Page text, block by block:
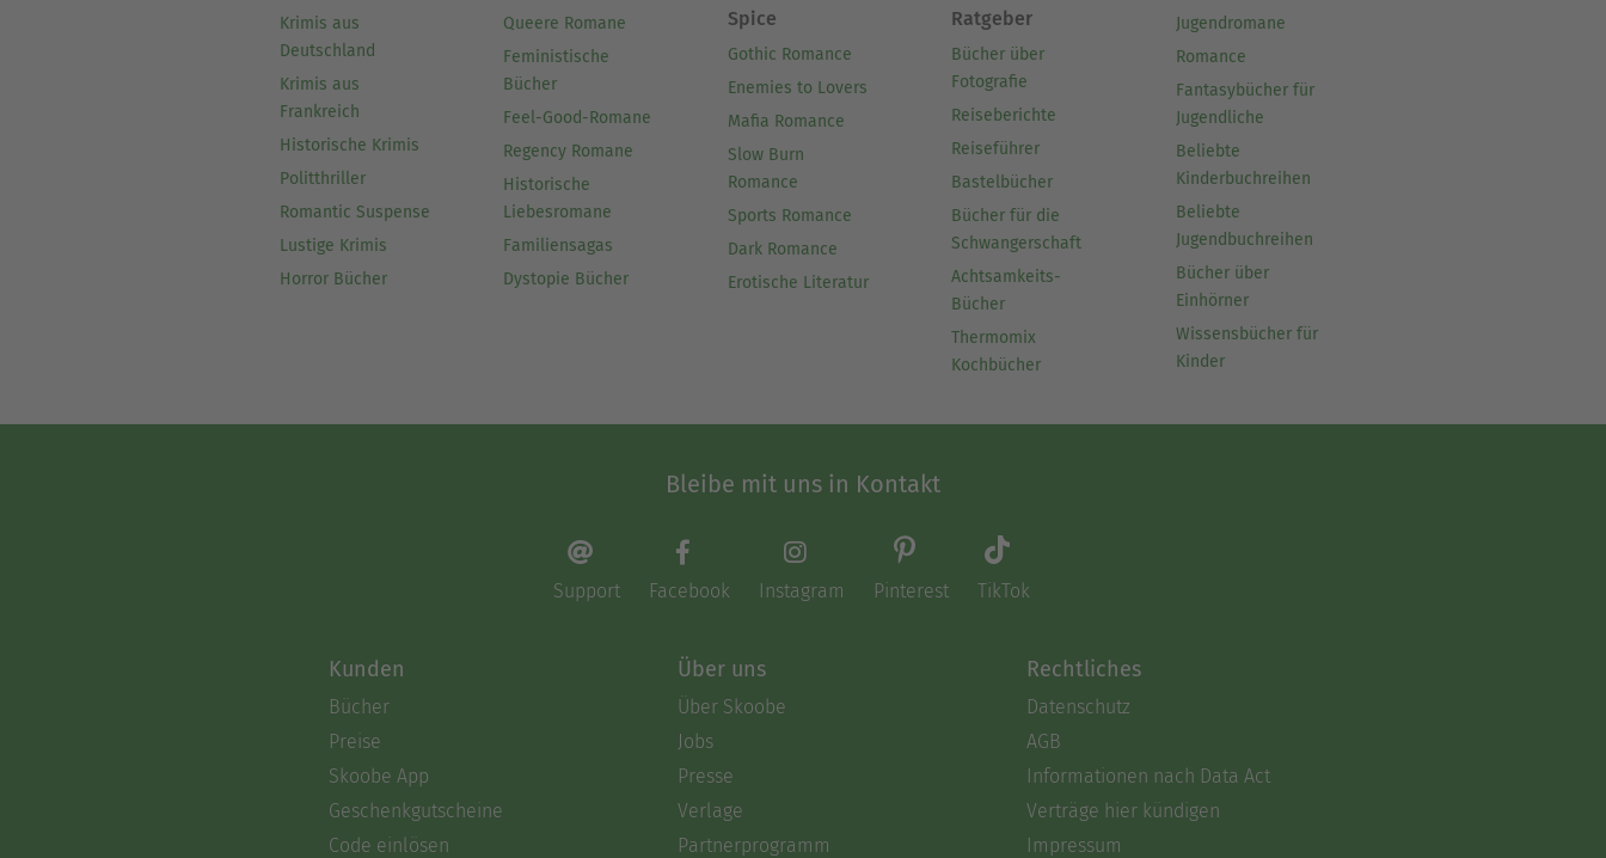
Krimis aus
Deutschland
Krimis aus
Frankreich
Historische Krimis
Politthriller
Romantic Suspense
Lustige Krimis
Horror Bücher
Queere Romane
Feministische
Bücher
Feel-Good-Romane
Regency Romane
Historische
Liebesromane
Familiensagas
Dystopie Bücher
Spice
Gothic Romance
Enemies to Lovers
Mafia Romance
Slow Burn
Romance
Sports Romance
Dark Romance
Erotische Literatur
Ratgeber
Bücher über
Fotografie
Reiseberichte
Reiseführer
Bastelbücher
Bücher für die
Schwangerschaft
Achtsamkeits-
Bücher
Thermomix
Kochbücher
Jugendromane
Romance
Fantasybücher für
Jugendliche
Beliebte
Kinderbuchreihen
Beliebte
Jugendbuchreihen
Bücher über
Einhörner
Wissensbücher für
Kinder
Bleibe mit uns in Kontakt
Support Facebook Instagram Pinterest TikTok
Kunden
Bücher
Preise
Skoobe App
Geschenkgutscheine
Code einlösen
Über uns
Über Skoobe
Jobs
Presse
Verlage
Partnerprogramm
Rechtliches
Datenschutz
AGB
Informationen nach Data Act
Verträge hier kündigen
Impressum